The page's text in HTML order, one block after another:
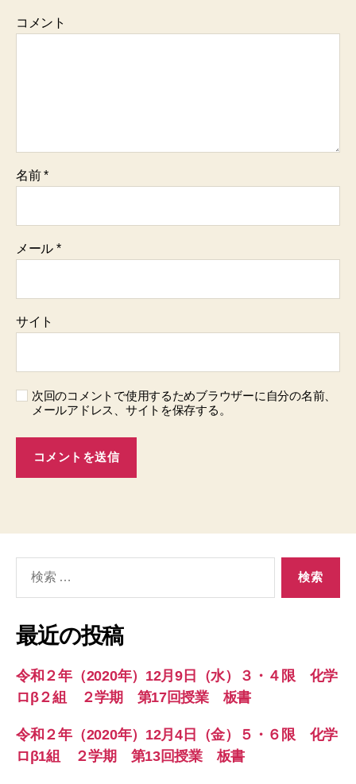
コメント
名前*
メール *
サイト
次回のコメントで使用するためブラウザーに自分の名前、
メールアドレス、サイトを保存する。
象:
最近の投稿
令和２年（2020年）12月9日（水）３・４限 化学
ロβ２組 ２学期 第17回授業 板書
令和２年（2020年）12月4日（金）５・６限 化学
ロβ1組 ２学期 第13回授業 板書